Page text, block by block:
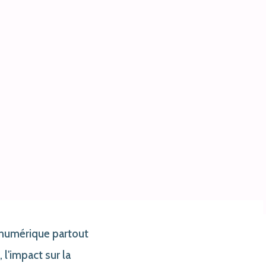
partout
l'impact sur la